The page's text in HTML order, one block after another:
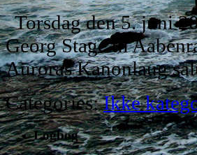
Torsdag den 5. juni
Georg Stage til
Auroras Kanonlaug
Categories:Ikke
Logbog